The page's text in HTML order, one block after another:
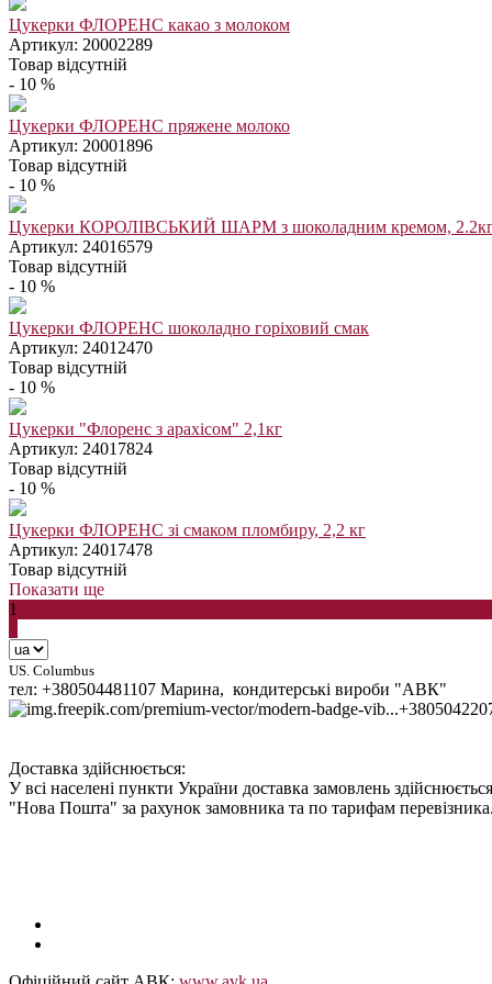
Цукерки ФЛОРЕНС какао з молоком
Артикул: 20002289
Товар відсутній
- 10 %
Цукерки ФЛОРЕНС пряжене молоко
Артикул: 20001896
Товар відсутній
- 10 %
Цукерки КОРОЛІВСЬКИЙ ШАРМ з шоколадним кремом,
Артикул: 24016579
Товар відсутній
- 10 %
Цукерки ФЛОРЕНС шоколадно горіховий смак
Артикул: 24012470
Товар відсутній
- 10 %
Цукерки "Флоренс з арахісом" 2,1кг
Артикул: 24017824
Товар відсутній
- 10 %
Цукерки ФЛОРЕНС зі смаком пломбиру, 2,2 кг
Артикул: 24017478
Товар відсутній
Показати ще
1
US. Columbus
тел: +380504481107 Марина, кондитерські вироби "АВК"
Доставка здійснюється:
У всі населені пункти України доставка замовлень
"Нова Пошта" за рахунок замовника та по тарифам